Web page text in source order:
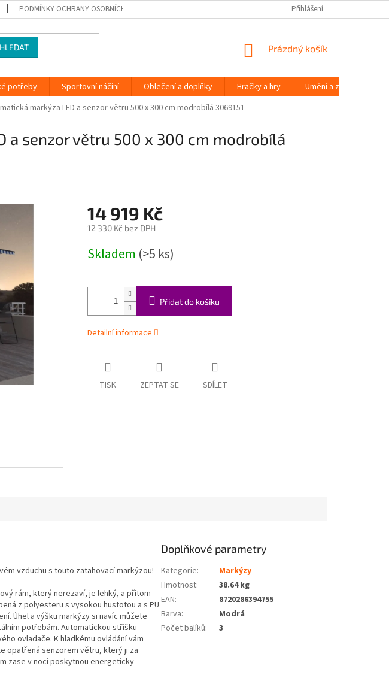
PODMÍNKY OCHRANY OSOBNÍCH ÚDAJŮ Přihlášení
HLEDAT
NÁKUPNÍ
Prázdný košík
potřeby Sportovní náčiní Oblečení a doplňky Hračky a hry Umění a zábava
markýza LED a senzor větru 500 x 300 cm modrobílá 3069151
a senzor větru 500 x 300 cm modrobílá
14 919 Kč
12 330 Kč bez DPH
cena:
Skladem (>5 ks)
Přidat do košíku
Detailní informace
TISK ZEPTAT SE SDÍLET
vzduchu s touto zatahovací markýzou!
rám, který nerezaví, je lehký, a přitom
z polyesteru s vysokou hustotou a s PU
Úhel a výšku markýzy si navíc můžete
potřebám. Automatickou stříšku
ovladače. K hladkému ovládání vám
opatřená senzorem větru, který ji za
zase v noci poskytnou energeticky
Doplňkové parametry
Kategorie:
Markýzy
Hmotnost:
38.64 kg
EAN:
8720286394755
Barva:
Modrá
Počet balíků: 3